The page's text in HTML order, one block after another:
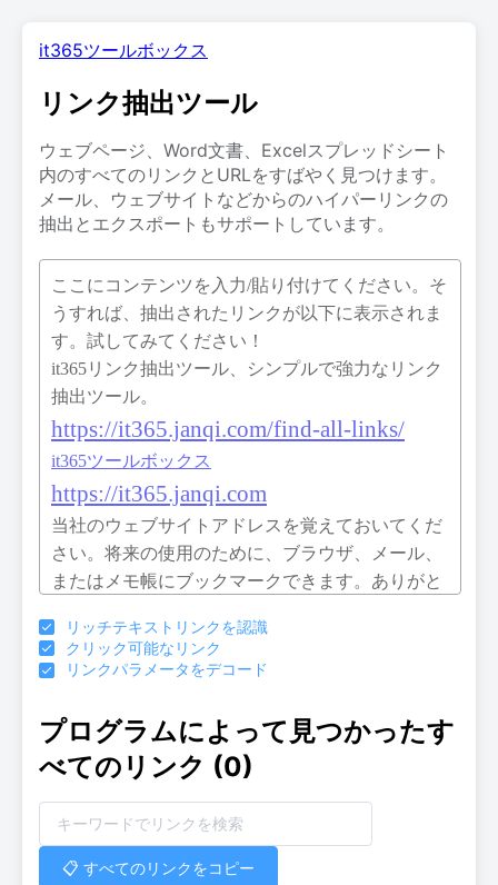
it365ツールボックス
リンク抽出ツール
ウェブページ、Word文書、Excelスプレッドシート
内のすべてのリンクとURLをすばやく見つけます。
メール、ウェブサイトなどからのハイパーリンクの
抽出とエクスポートもサポートしています。
リッチテキストリンクを認識
クリック可能なリンク
リンクパラメータをデコード
プログラムによって見つかったす
べてのリンク (0)
📋 すべてのリンクをコピー